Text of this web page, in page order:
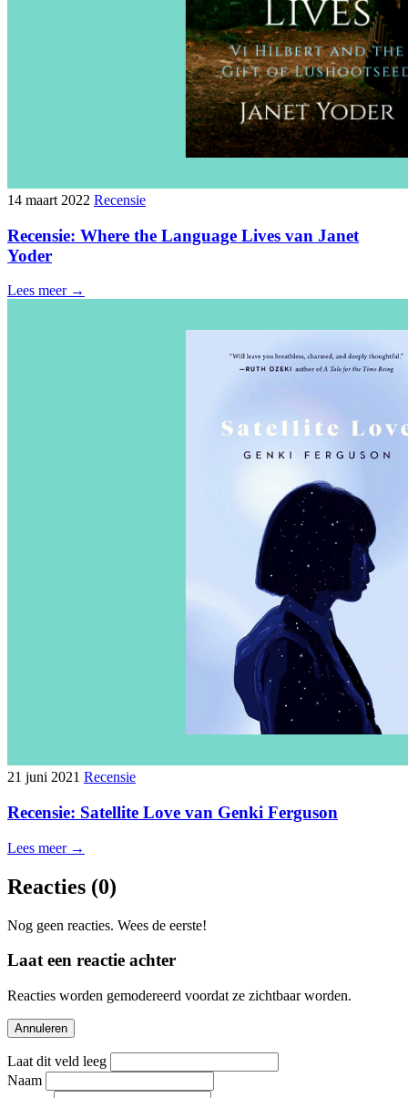
14 maart 2022 Recensie
Recensie: Where the Language Lives van Janet
Yoder
Lees meer →
21 juni 2021 Recensie
Recensie: Satellite Love van Genki Ferguson
Lees meer →
Reacties (0)
Nog geen reacties. Wees de eerste!
Laat een reactie achter
Reacties worden gemodereerd voordat ze zichtbaar worden.
Annuleren
Laat dit veld leeg
Naam